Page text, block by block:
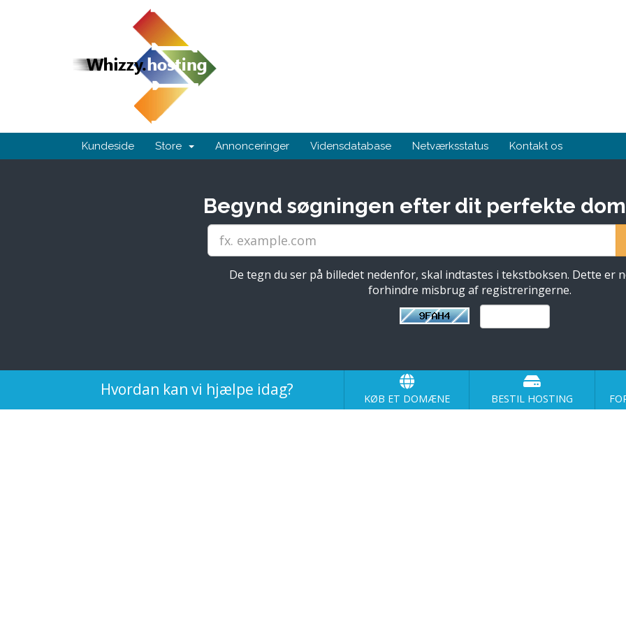
Kundeside Store Annonceringer Vidensdatabase Netværksstatus Kontakt os
Begynd søgningen efter dit perfekte
De tegn du ser på billedet nedenfor, skal indtastes i tekstboksen. Dette er
forhindre misbrug af registreringerne.
Hvordan kan vi hjælpe idag? KØB ET DOMÆNE BESTIL HOSTING